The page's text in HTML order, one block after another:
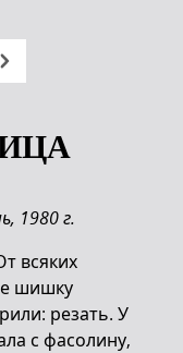
1980 г.
всяких
шишку
резать. У
с фасолину,